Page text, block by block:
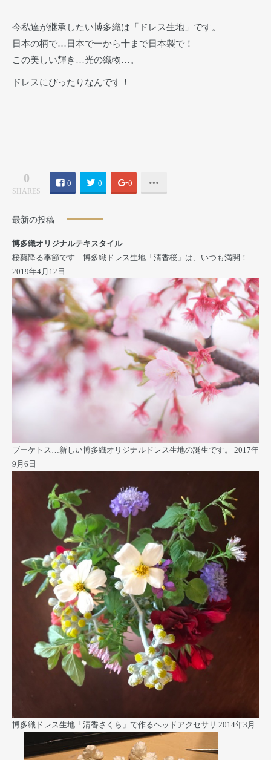
今私達が継承したい博多織は「ドレス生地」です。
日本の柄で…日本で一から十まで日本製で！
この美しい輝き…光の織物…。
ドレスにぴったりなんです！
0
SHARES
0 0 0
最新の投稿
博多織オリジナルテキスタイル
桜蘂降る季節です…博多織ドレス生地「清香桜」は、いつも満開！
2019年4月12日
ブーケトス…新しい博多織オリジナルドレス生地の誕生です。
2017年
9月6日
博多織ドレス生地「清香さくら」で作るヘッドアクセサリ 2014年3月